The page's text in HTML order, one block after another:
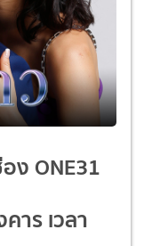
ง ONE31
าร เวลา